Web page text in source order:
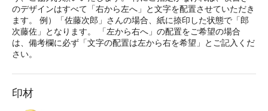
のデザインはすべて「右から左へ」と文字を配置させていただき
ます。 例）「佐藤次郎」さんの場合、紙に捺印した状態で「郎
次藤佐」となります。 「左から右へ」の配置をご希望の場合
は、備考欄に必ず「文字の配置は左から右を希望」とご記入くだ
さい。
印材